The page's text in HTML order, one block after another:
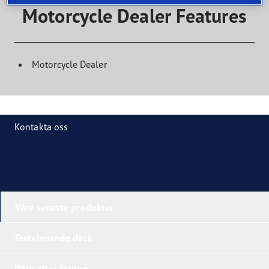
Motorcycle Dealer Features
Motorcycle Dealer
Kontakta oss